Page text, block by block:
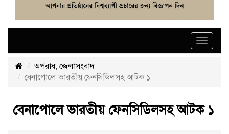
Toggle
অপরাধ, জেলাসংবাদ
বেনাপোলে ভারতীয় ফেনসিডিলসহ আটক ১
বেনাপোলে ভারতীয় ফেনসিডিলসহ আটক ১